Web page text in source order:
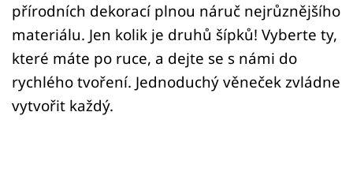
přírodních dekorací plnou náruč nejrůznějšího
materiálu. Jen kolik je druhů šípků! Vyberte ty,
které máte po ruce, a dejte se s námi do
rychlého tvoření. Jednoduchý věneček zvládne
vytvořit každý.